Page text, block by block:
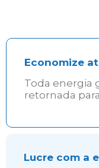
Economize
Toda energia
retornada
Lucre com a